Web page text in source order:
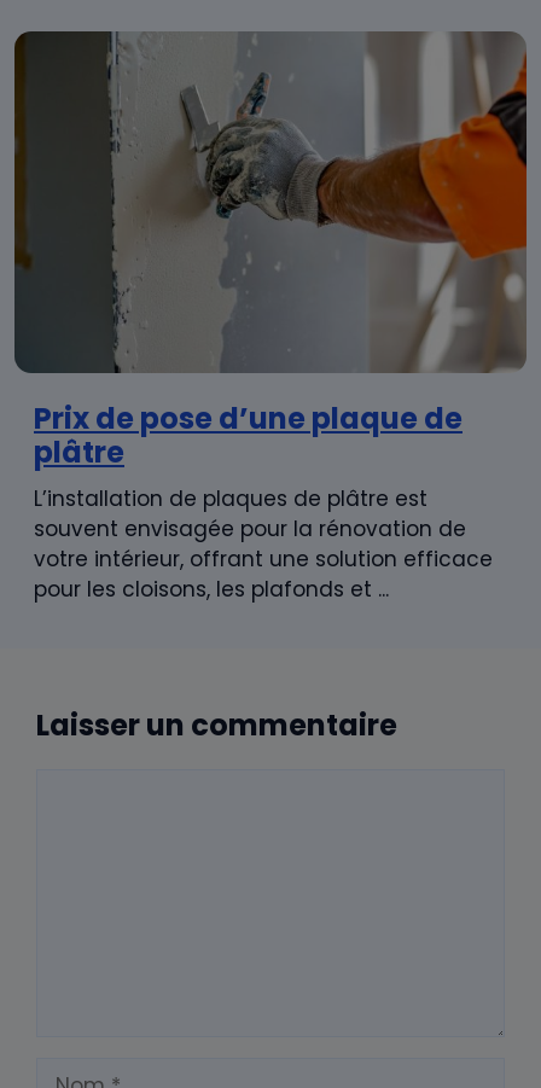
Prix de pose d’une plaque de
plâtre
L’installation de plaques de plâtre est
souvent envisagée pour la rénovation de
votre intérieur, offrant une solution efficace
pour les cloisons, les plafonds et ...
Laisser un commentaire
Nom